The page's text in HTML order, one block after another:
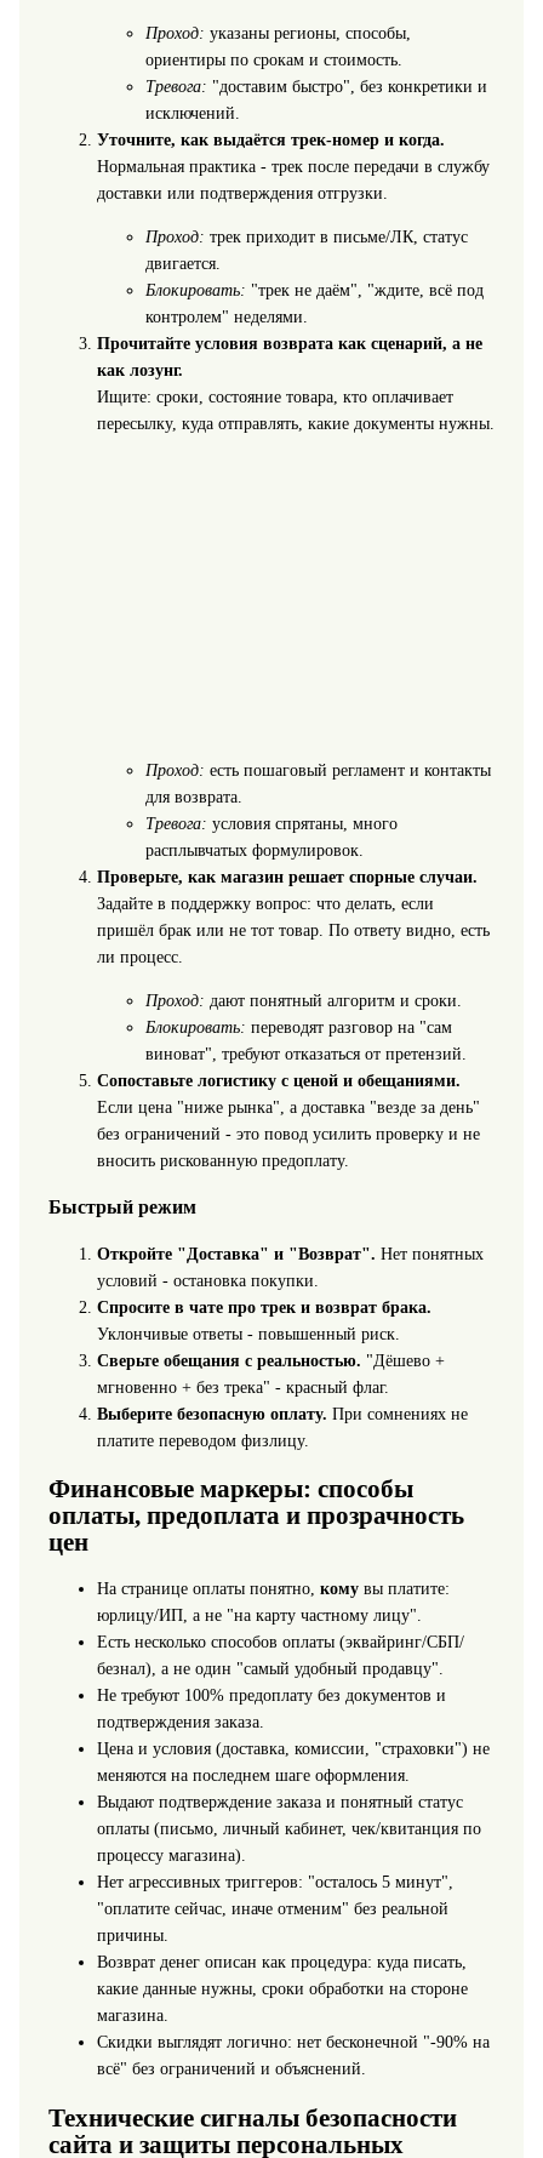
Проход: указаны регионы, способы,
ориентиры по срокам и стоимость.
Тревога: "доставим быстро", без конкретики и
исключений.
Уточните, как выдаётся трек-номер и когда.
Нормальная практика - трек после передачи в службу
доставки или подтверждения отгрузки.
Проход: трек приходит в письме/ЛК, статус
двигается.
Блокировать: "трек не даём", "ждите, всё под
контролем" неделями.
Прочитайте условия возврата как сценарий, а не
как лозунг.
Ищите: сроки, состояние товара, кто оплачивает
пересылку, куда отправлять, какие документы нужны.
Проход: есть пошаговый регламент и контакты
для возврата.
Тревога: условия спрятаны, много
расплывчатых формулировок.
Проверьте, как магазин решает спорные случаи.
Задайте в поддержку вопрос: что делать, если
пришёл брак или не тот товар. По ответу видно, есть
ли процесс.
Проход: дают понятный алгоритм и сроки.
Блокировать: переводят разговор на "сам
виноват", требуют отказаться от претензий.
Сопоставьте логистику с ценой и обещаниями.
Если цена "ниже рынка", а доставка "везде за день"
без ограничений - это повод усилить проверку и не
вносить рискованную предоплату.
Быстрый режим
Откройте "Доставка" и "Возврат". Нет понятных
условий - остановка покупки.
Спросите в чате про трек и возврат брака.
Уклончивые ответы - повышенный риск.
Сверьте обещания с реальностью. "Дёшево +
мгновенно + без трека" - красный флаг.
Выберите безопасную оплату. При сомнениях не
платите переводом физлицу.
Финансовые маркеры: способы
оплаты, предоплата и прозрачность
цен
На странице оплаты понятно, комувы платите:
юрлицу/ИП, а не "на карту частному лицу".
Есть несколько способов оплаты (эквайринг/СБП/
безнал), а не один "самый удобный продавцу".
Не требуют 100% предоплату без документов и
подтверждения заказа.
Цена и условия (доставка, комиссии, "страховки") не
меняются на последнем шаге оформления.
Выдают подтверждение заказа и понятный статус
оплаты (письмо, личный кабинет, чек/квитанция по
процессу магазина).
Нет агрессивных триггеров: "осталось 5 минут",
"оплатите сейчас, иначе отменим" без реальной
причины.
Возврат денег описан как процедура: куда писать,
какие данные нужны, сроки обработки на стороне
магазина.
Скидки выглядят логично: нет бесконечной "-90% на
всё" без ограничений и объяснений.
Технические сигналы безопасности
сайта и защиты персональных